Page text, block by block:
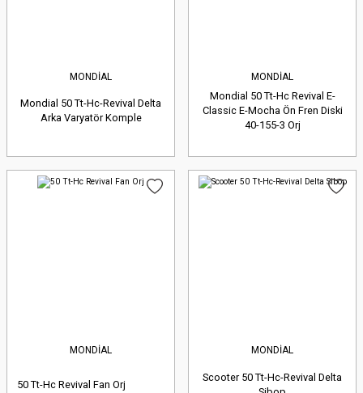
MONDİAL
Mondial 50 Tt-Hc-Revival Delta
Arka Varyatör Komple
MONDİAL
Mondial 50 Tt-Hc Revival E-
Classic E-Mocha Ön Fren Diski
40-155-3 Orj
MONDİAL
50 Tt-Hc Revival Fan Orj
MONDİAL
Scooter 50 Tt-Hc-Revival Delta